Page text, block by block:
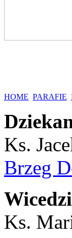
HOME PARAFIE
Ks.
Brzeg
Ks.